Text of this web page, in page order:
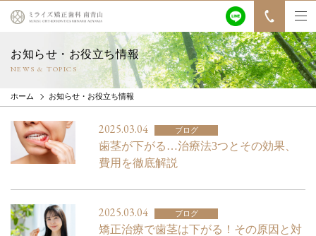
お知らせ・お役立ち情報
NEWS & TOPICS
ホーム お知らせ・お役立ち情報
2025.03.04 ブログ
歯茎が下がる…治療法3つとその効果、
費用を徹底解説
2025.03.04 ブログ
矯正治療で歯茎は下がる！その原因と対